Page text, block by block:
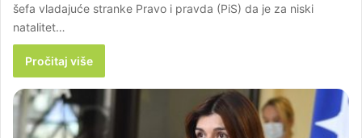
šefa vladajuće stranke Pravo i pravda (PiS) da je za niski
natalitet…
Pročitaj više